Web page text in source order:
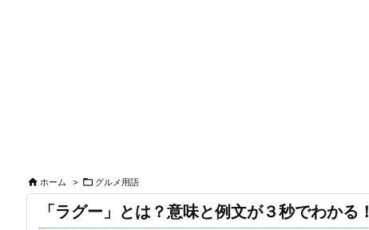
 ホーム >  グルメ用語
「ラグー」とは？意味と例文が３秒でわかる！